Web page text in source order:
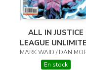
ALL IN JUSTICE
LEAGUE
14 ( DC K.O. TIE-
MARK WAID / DAN
En stock